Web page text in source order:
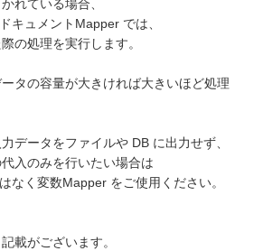
れている場合、
キュメントMapper では、
の処理を実行します。
タの容量が大きければ大きいほど処理
データをファイルや DB に出力せず、
入のみを行いたい場合は
なく変数Mapper をご使用ください。
載がございます。